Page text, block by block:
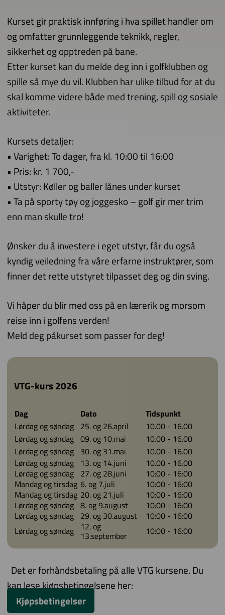
Kurset gir praktisk innføring i hva spillet handler om
og omfatter grunnleggende teknikk, regler,
sikkerhet og opptreden på bane.
Etter kurset kan du melde deg inn i golfklubben og
spille så mye du vil. Klubben har ulike tilbud for at du
skal komme videre både med trening, spill og sosiale
aktiviteter.
Kursets detaljer:
• Varighet: To dager, fra kl. 10:00 til 16:00
• Pris: kr. 1 700,-
• Utstyr: Køller og baller lånes under kurset
• Ta på sporty tøy og joggesko – golf gir mer trim
enn man skulle tro!
Ønsker du å investere i eget utstyr, får du også
kyndig veiledning fra våre erfarne instruktører, som
finner det rette utstyret tilpasset deg og din sving.
Vi håper du blir med oss på en lærerik og morsom
reise inn i golfens verden!
Meld deg påkurset som passer for deg!
VTG-kurs 2026
Dag Dato
Tidspunkt
Lørdag og søndag 25. og 26.april
10.00 - 16.00
Lørdag og søndag 09. og 10.mai
10.00 - 16.00
Lørdag og søndag 30. og 31.mai
10.00 - 16.00
Lørdag og søndag
13. og 14.juni
10.00 - 16.00
Lørdag og søndag 27. og 28.juni
10:00 - 16:00
Mandag og tirsdag 6. og 7.juli
10:00 - 16:00
Mandag og tirsdag 20. og 21.juli
10:00 - 16:00
Lørdag og søndag 8. og 9.august
10:00 - 16:00
Lørdag og søndag 29. og 30.august
10:00 - 16:00
Lørdag og søndag
12. og
13.september 10:00 - 16:00
Det er forhåndsbetaling på alle VTG kursene. Du
kan lese kjøpsbetingelsene her:
Kjøpsbetingelser